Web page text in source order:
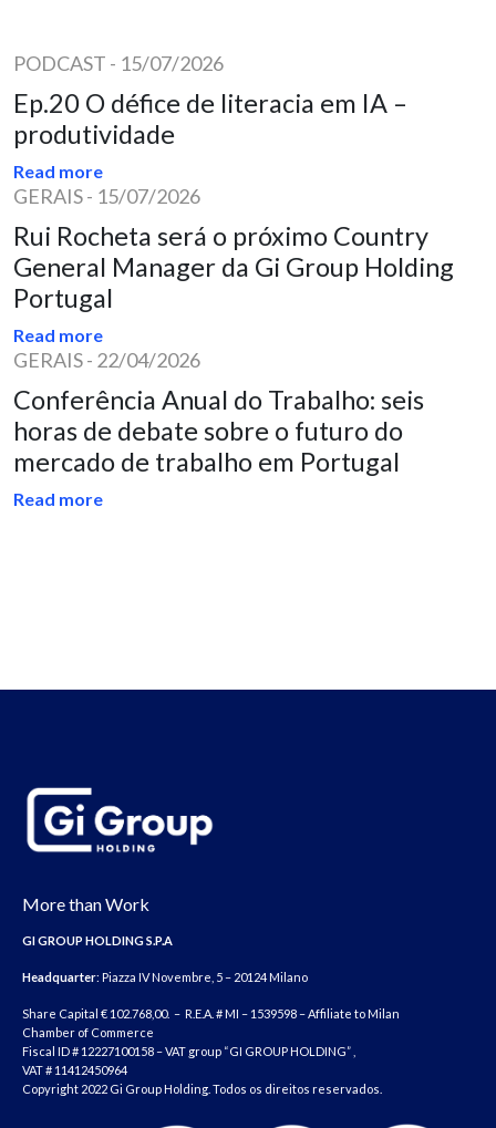
PODCAST - 15/07/2026
Ep.20 O défice de literacia em IA –
produtividade
Read more
GERAIS- 15/07/2026
Rui Rocheta será o próximo Country
General Manager da Gi Group Holding
Portugal
Read more
GERAIS- 22/04/2026
Conferência Anual do Trabalho: seis
horas de debate sobre o futuro do
mercado de trabalho em Portugal
Read more
More than Work
GI GROUP HOLDING S.P.A
Headquarter: Piazza IV Novembre, 5 – 20124 Milano
Share Capital € 102.768,00. – R.E.A. # MI – 1539598 – Affiliate to Milan
Chamber of Commerce
Fiscal ID # 12227100158 – VAT group “GI GROUP HOLDING” ,
VAT # 11412450964
Copyright 2022 Gi Group Holding. Todos os direitos reservados.